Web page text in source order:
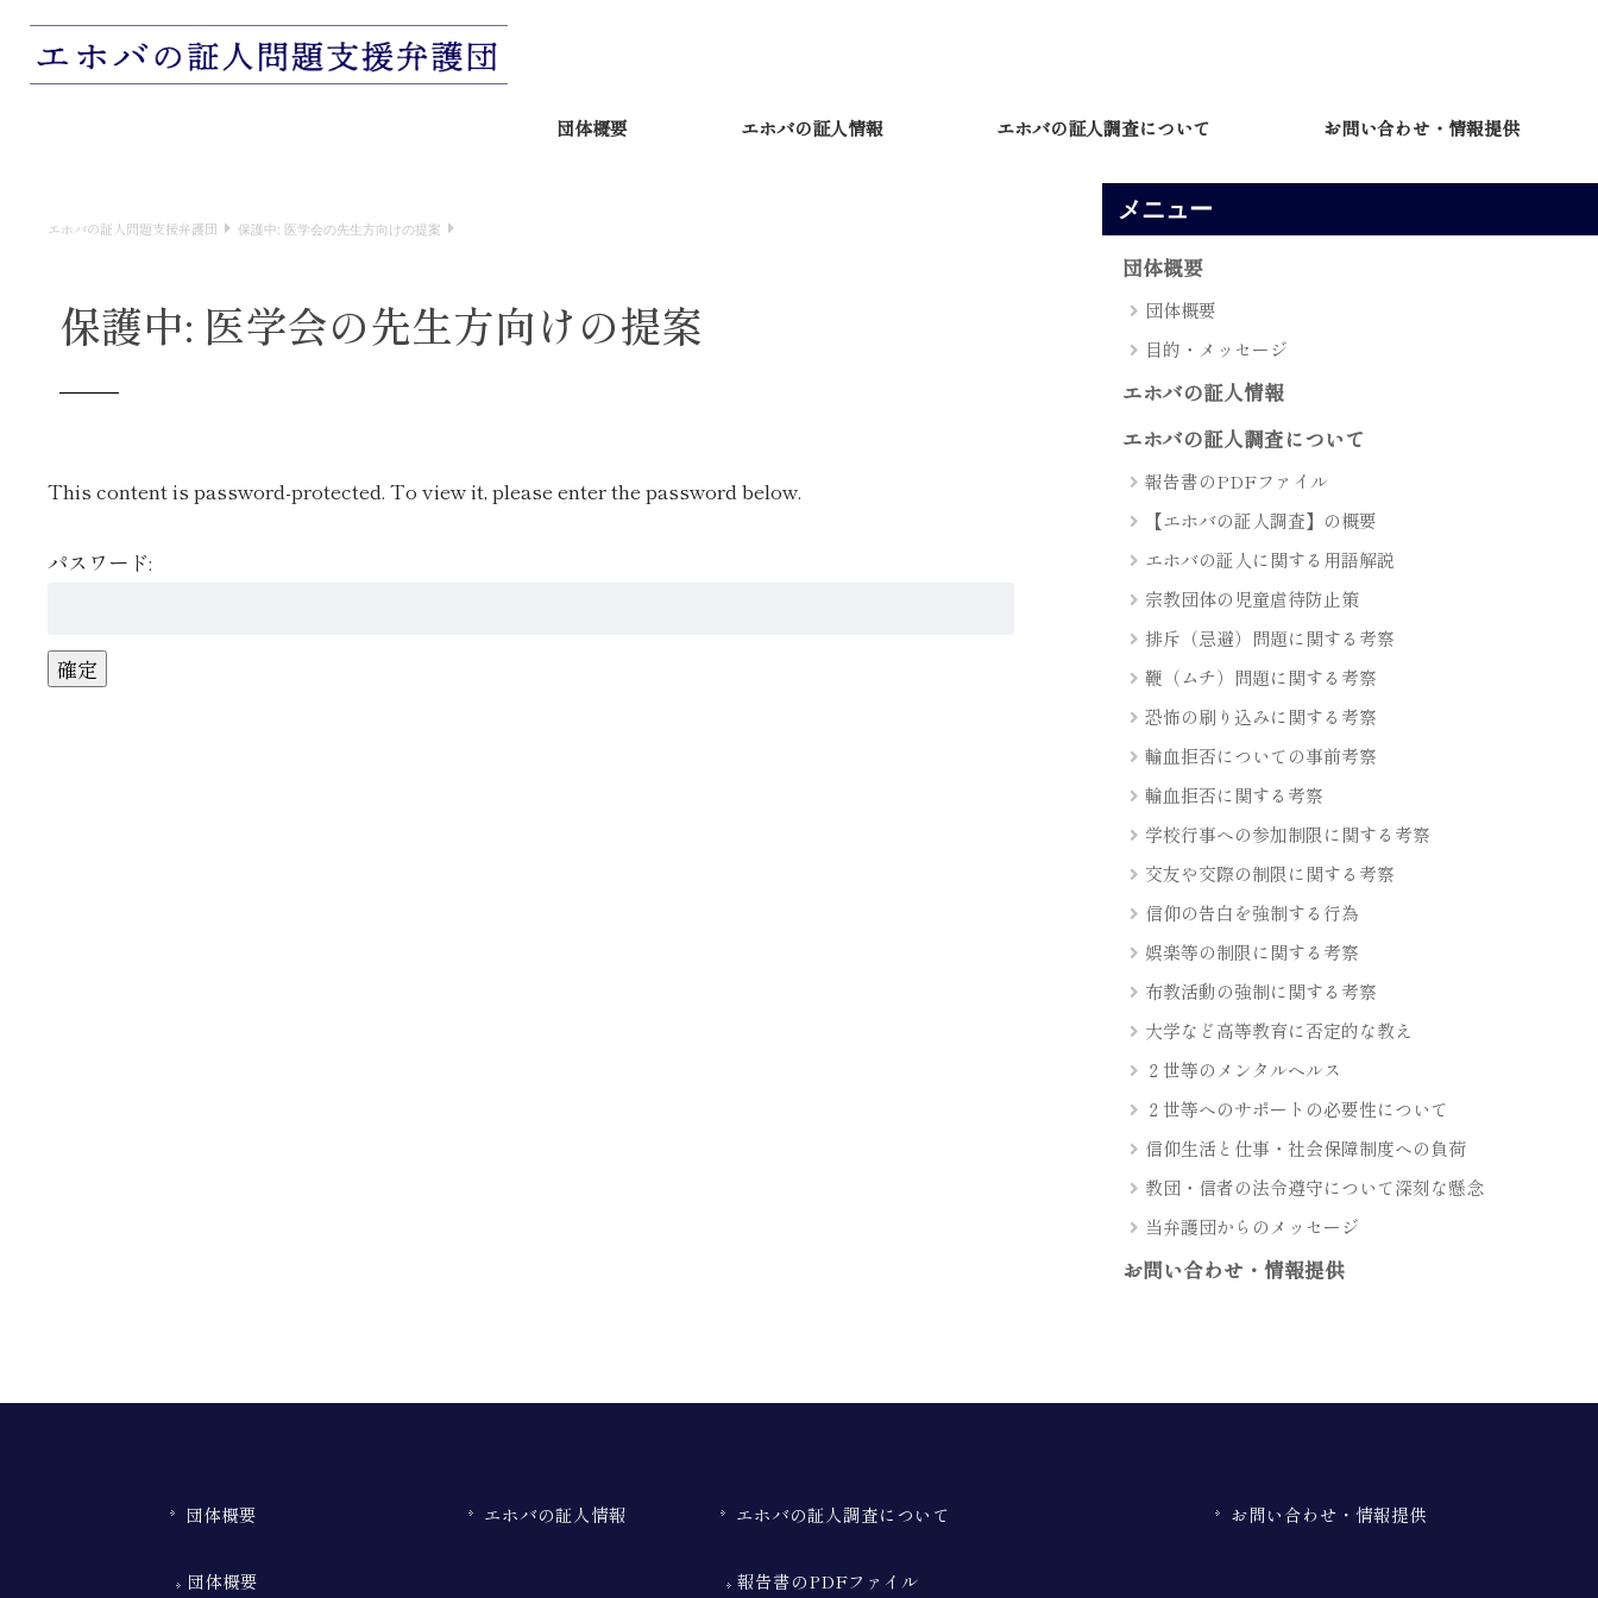
団体概要 エホバの証人情報 エホバの証人調査について お問い合わせ・情報提供
エホバの証人問題支援弁護団 保護中: 医学会の先生方向けの提案
保護中: 医学会の先生方向けの提案
This content is password-protected. To view it, please enter the password below.
パスワード:
メニュー
団体概要
団体概要
目的・メッセージ
エホバの証人情報
エホバの証人調査について
報告書のPDFファイル
【エホバの証人調査】の概要
エホバの証人に関する用語解説
宗教団体の児童虐待防止策
排斥（忌避）問題に関する考察
鞭（ムチ）問題に関する考察
恐怖の刷り込みに関する考察
輸血拒否についての事前考察
輸血拒否に関する考察
学校行事への参加制限に関する考察
交友や交際の制限に関する考察
信仰の告白を強制する行為
娯楽等の制限に関する考察
布教活動の強制に関する考察
大学など高等教育に否定的な教え
２世等のメンタルヘルス
２世等へのサポートの必要性について
信仰生活と仕事・社会保障制度への負荷
教団・信者の法令遵守について深刻な懸念
当弁護団からのメッセージ
お問い合わせ・情報提供
団体概要
団体概要
エホバの証人情報 エホバの証人調査について
報告書のPDFファイル
お問い合わせ・情報提供